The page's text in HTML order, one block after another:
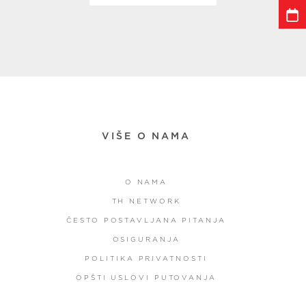
VIŠE O NAMA
O NAMA
TH NETWORK
ČESTO POSTAVLJANA PITANJA
OSIGURANJA
POLITIKA PRIVATNOSTI
OPŠTI USLOVI PUTOVANJA